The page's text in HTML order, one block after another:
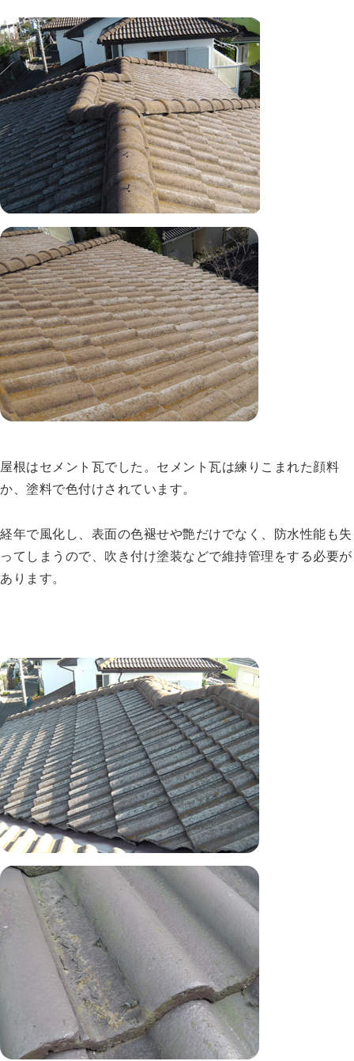
屋根はセメント瓦でした。セメント瓦は練りこまれた顔料
か、塗料で色付けされています。
経年で風化し、表面の色褪せや艶だけでなく、防水性能も失
ってしまうので、吹き付け塗装などで維持管理をする必要が
あります。